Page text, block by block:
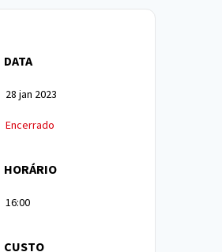
DATA
28 jan 2023
Encerrado
HORÁRIO
16:00
CUSTO